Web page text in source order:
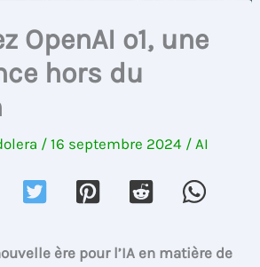
OpenAI o1, une
hors du
/16 septembre 2024 / AI
ère pour l’IA en matière de